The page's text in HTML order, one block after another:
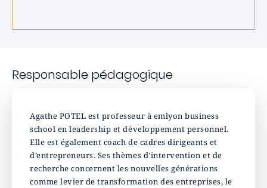
Responsable pédagogique
Agathe POTEL est professeur à emlyon business
school en leadership et développement personnel.
Elle est également coach de cadres dirigeants et
d’entrepreneurs. Ses thèmes d'intervention et de
recherche concernent les nouvelles générations
comme levier de transformation des entreprises, le